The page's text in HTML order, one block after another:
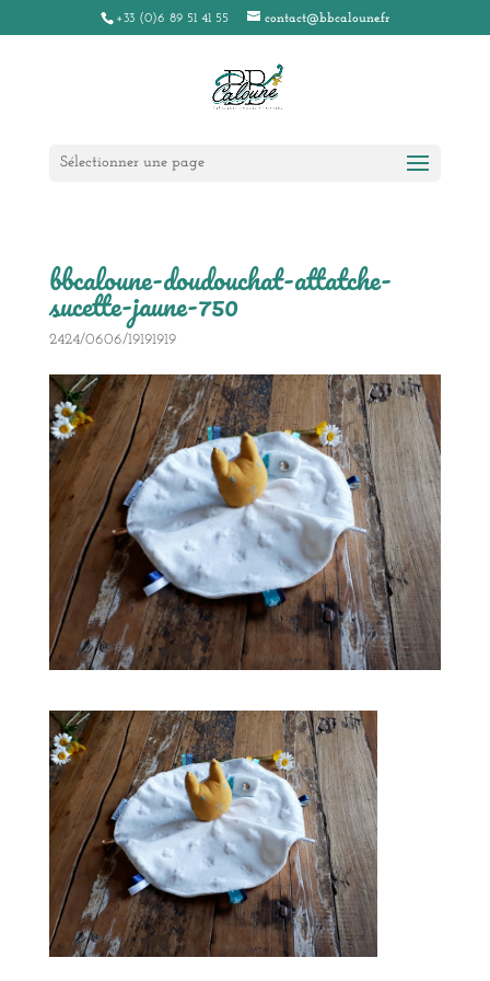
+33 (0)6 89 51 41 55 contact@bbcaloune.fr
Sélectionner une page
bbcaloune-doudouchat-attatche-
sucette-jaune-750
2424/0606/19191919